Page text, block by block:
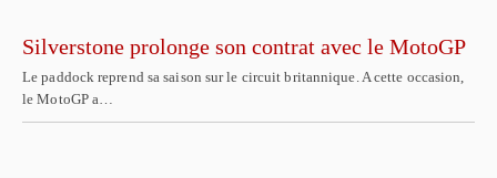
Silverstone prolonge son contrat avec le MotoGP
Le paddock reprend sa saison sur le circuit britannique. A cette occasion,
le MotoGP a…